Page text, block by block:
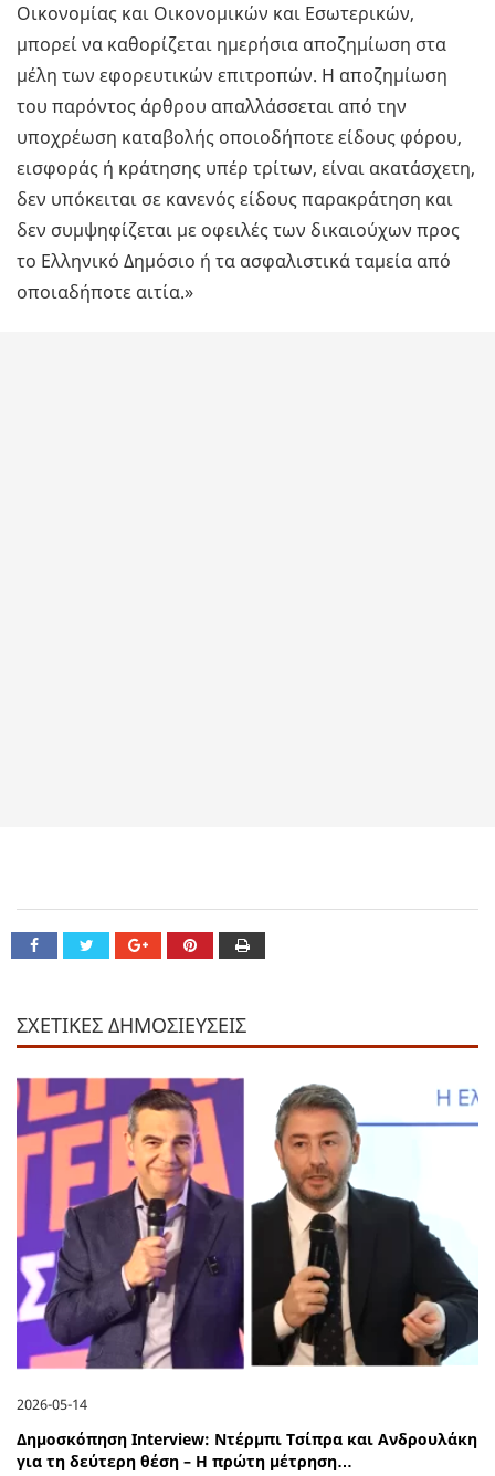
Οικονομίας και Οικονομικών και Εσωτερικών,
μπορεί να καθορίζεται ημερήσια αποζημίωση στα
μέλη των εφορευτικών επιτροπών. Η αποζημίωση
του παρόντος άρθρου απαλλάσσεται από την
υποχρέωση καταβολής οποιοδήποτε είδους φόρου,
εισφοράς ή κράτησης υπέρ τρίτων, είναι ακατάσχετη,
δεν υπόκειται σε κανενός είδους παρακράτηση και
δεν συμψηφίζεται με οφειλές των δικαιούχων προς
το Ελληνικό Δημόσιο ή τα ασφαλιστικά ταμεία από
οποιαδήποτε αιτία.»
ΣΧΕΤΙΚΕΣ ΔΗΜΟΣΙΕΥΣΕΙΣ
2026-05-14
Δημοσκόπηση Interview: Ντέρμπι Τσίπρα και Ανδρουλάκη
για τη δεύτερη θέση – Η πρώτη μέτρηση…